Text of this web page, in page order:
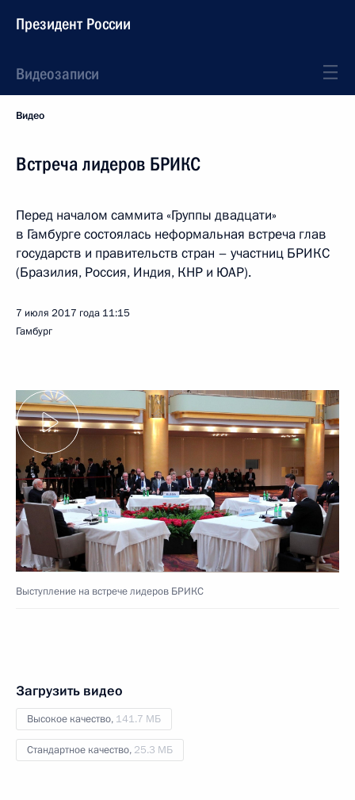
Президент России
Видеозаписи
Видео
Встреча лидеров БРИКС
Перед началом саммита «Группы двадцати»
в Гамбурге состоялась неформальная встреча глав
государств и правительств стран – участниц БРИКС
(Бразилия, Россия, Индия, КНР и ЮАР).
7 июля 2017 года 11:15
Гамбург
Выступление на встрече лидеров БРИКС
Загрузить видео
Высокое качество, 141.7 МБ
Стандартное качество, 25.3 МБ